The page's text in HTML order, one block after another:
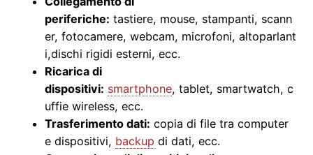
periferiche: tastiere, mouse, stampanti, scann
er, fotocamere, webcam, microfoni, altoparlant
i,dischi rigidi esterni, ecc.
Ricarica di
dispositivi: smartphone, tablet, smartwatch, c
uffie wireless, ecc.
Trasferimento dati: copia di file tra computer
e dispositivi, backup di dati, ecc.